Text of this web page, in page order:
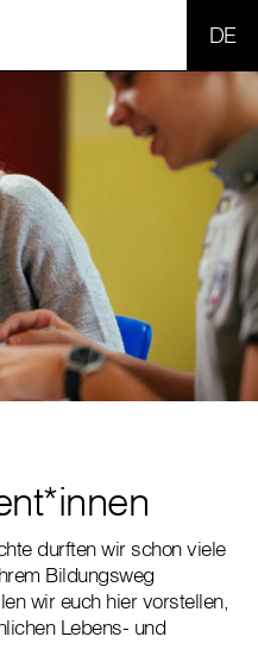
durften wir schon viele
Bildungsweg
wir euch hier vorstellen,
Lebens- und